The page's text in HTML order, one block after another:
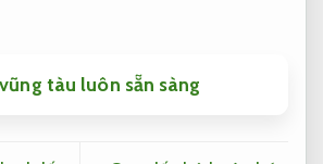
tàu luôn sẵn sàng